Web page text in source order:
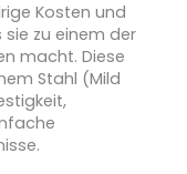
Kosten und
zu einem der
macht. Diese
Stahl (Mild